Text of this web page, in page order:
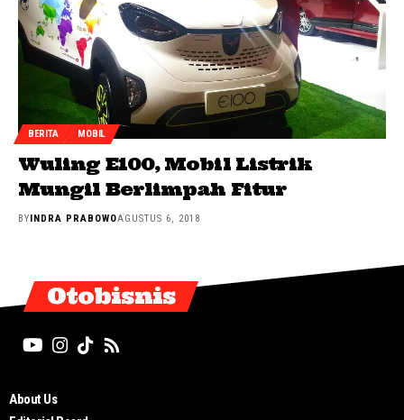
BERITA MOBIL
Wuling E100, Mobil Listrik
Mungil Berlimpah Fitur
BYINDRA PRABOWOAGUSTUS 6, 2018
Otobisnis
About Us